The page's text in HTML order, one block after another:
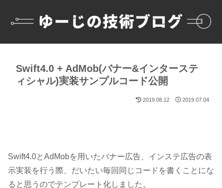
Swift4.0 + AdMob(バナー&インターステ
ィシャル)実装サンプルコード公開
2019.08.12 2019.07.04
Swift4.0とAdMobを用いたバナー広告、インステ広告の表
示実装を行う際、だいたい毎回同じコードを書くことにな
ると思うのでテンプレート化しました。